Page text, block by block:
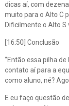
dicas aí, com
muito para o Alto C
Dificilmente o Alto S
[16:50] Conclusão
“Então essa pilha
contato aí para a
como aluno, né?
E eu faço questão